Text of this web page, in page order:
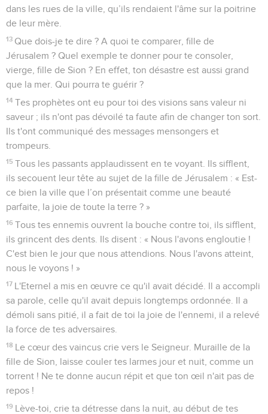
dans les rues de la ville, qu’ils rendaient l'âme sur la poitrine
de leur mère.
13 Que dois-je te dire ? A quoi te comparer, fille de
Jérusalem ? Quel exemple te donner pour te consoler,
vierge, fille de Sion ? En effet, ton désastre est aussi grand
que la mer. Qui pourra te guérir ?
14 Tes prophètes ont eu pour toi des visions sans valeur ni
saveur ; ils n'ont pas dévoilé ta faute afin de changer ton sort.
Ils t'ont communiqué des messages mensongers et
trompeurs.
15 Tous les passants applaudissent en te voyant. Ils sifflent,
ils secouent leur tête au sujet de la fille de Jérusalem : « Est-
ce bien la ville que l’on présentait comme une beauté
parfaite, la joie de toute la terre ? »
16 Tous tes ennemis ouvrent la bouche contre toi, ils sifflent,
ils grincent des dents. Ils disent : « Nous l'avons engloutie !
C'est bien le jour que nous attendions. Nous l'avons atteint,
nous le voyons ! »
17 L'Eternel a mis en œuvre ce qu'il avait décidé. Il a accompli
sa parole, celle qu'il avait depuis longtemps ordonnée. Il a
démoli sans pitié, il a fait de toi la joie de l'ennemi, il a relevé
la force de tes adversaires.
18 Le cœur des vaincus crie vers le Seigneur. Muraille de la
fille de Sion, laisse couler tes larmes jour et nuit, comme un
torrent ! Ne te donne aucun répit et que ton œil n'ait pas de
repos !
19 Lève-toi, crie ta détresse dans la nuit, au début de tes